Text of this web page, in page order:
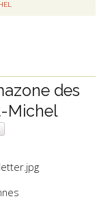
des
Michel